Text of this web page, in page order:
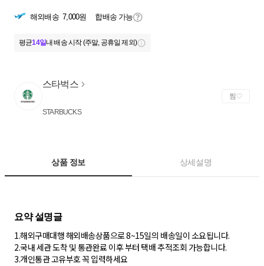
해외배송 7,000원 합배송 가능
평균14일내 배송 시작 (주말, 공휴일 제외)
스타벅스
STARBUCKS
찜
상품 정보 상세설명
요약 설명글
1.해외구매대행 해외배송상품으로 8~15일의 배송일이 소요됩니다.
2.국내 세관 도착 및 통관완료 이후 부터 택배 추적조회 가능합니다.
3.개인통관 고유부호 꼭 입력하세요